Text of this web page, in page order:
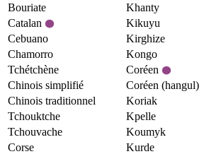
Bouriate
Khanty
Catalan
Kikuyu
Cebuano
Kirghize
Chamorro
Kongo
Tchétchène
Coréen
Chinois simplifié
Coréen (hangul)
Chinois traditionnel
Koriak
Tchouktche
Kpelle
Tchouvache
Koumyk
Corse
Kurde